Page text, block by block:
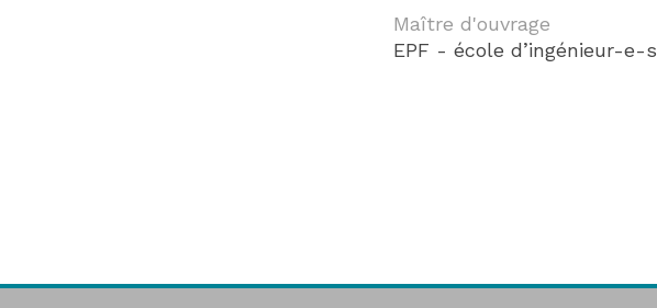
Maître d'ouvrage
EPF - école d’ingénieur-e-s